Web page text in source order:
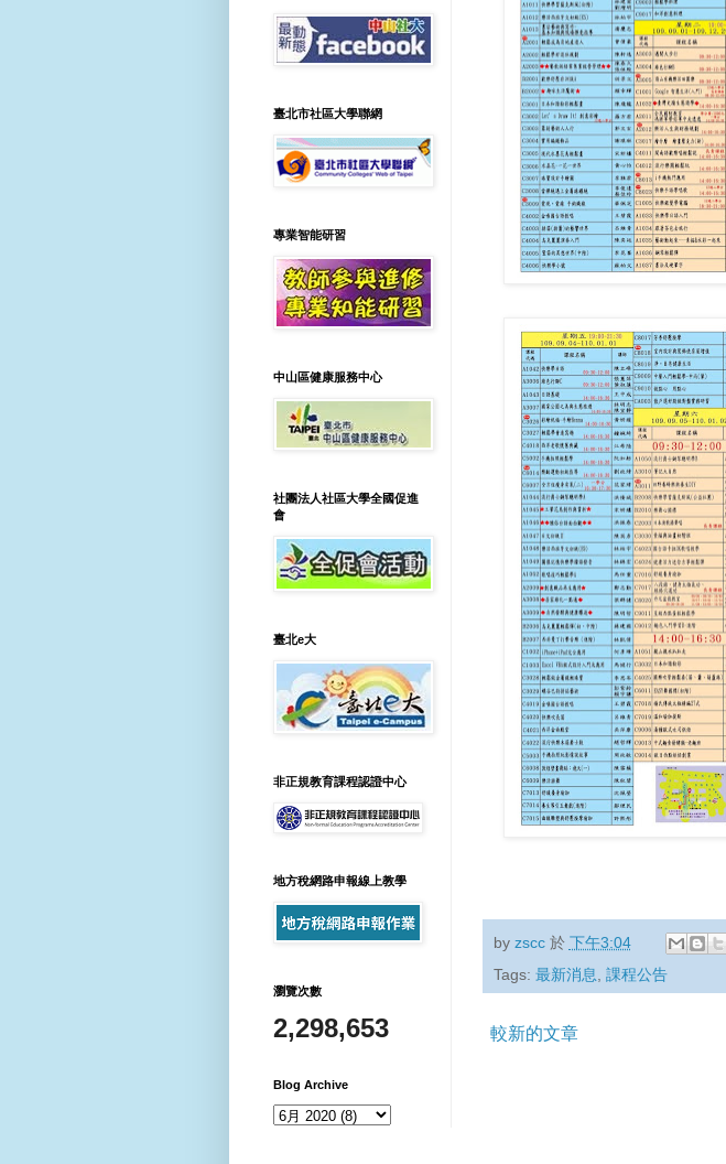
by zscc 於 下午3:04
Tags: 最新消息, 課程公告
較新的文章
臺北市社區大學聯網
專業智能研習
中山區健康服務中心
社團法人社區大學全國促進
會
臺北e大
非正規教育課程認證中心
地方稅網路申報線上教學
瀏覽次數
2,298,653
Blog Archive